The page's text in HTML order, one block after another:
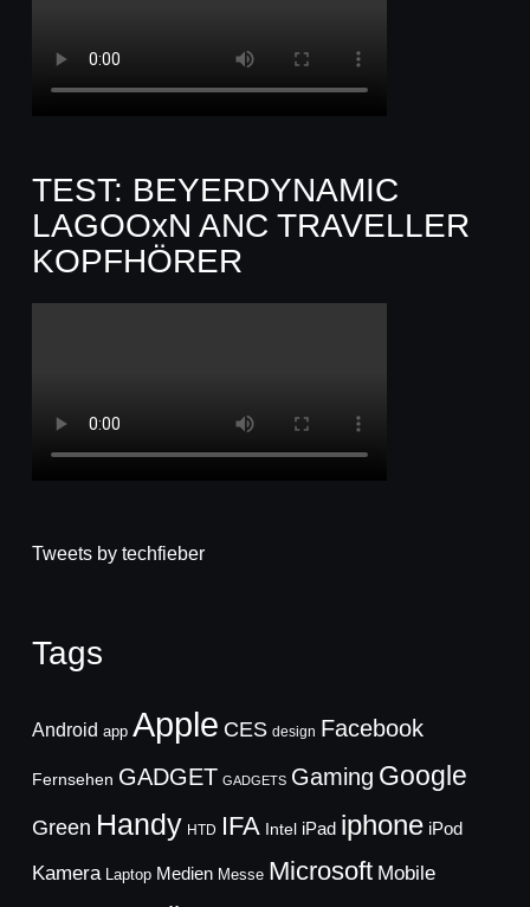
TEST: BEYERDYNAMIC
LAGOOxN ANC TRAVELLER
KOPFHÖRER
Tweets by techfieber
Tags
Android app Apple CES design Facebook
Fernsehen GADGET GADGETS Gaming Google
Green Handy HTD IFA Intel iPad iphone iPod
Kamera Laptop Medien Messe Microsoft Mobile